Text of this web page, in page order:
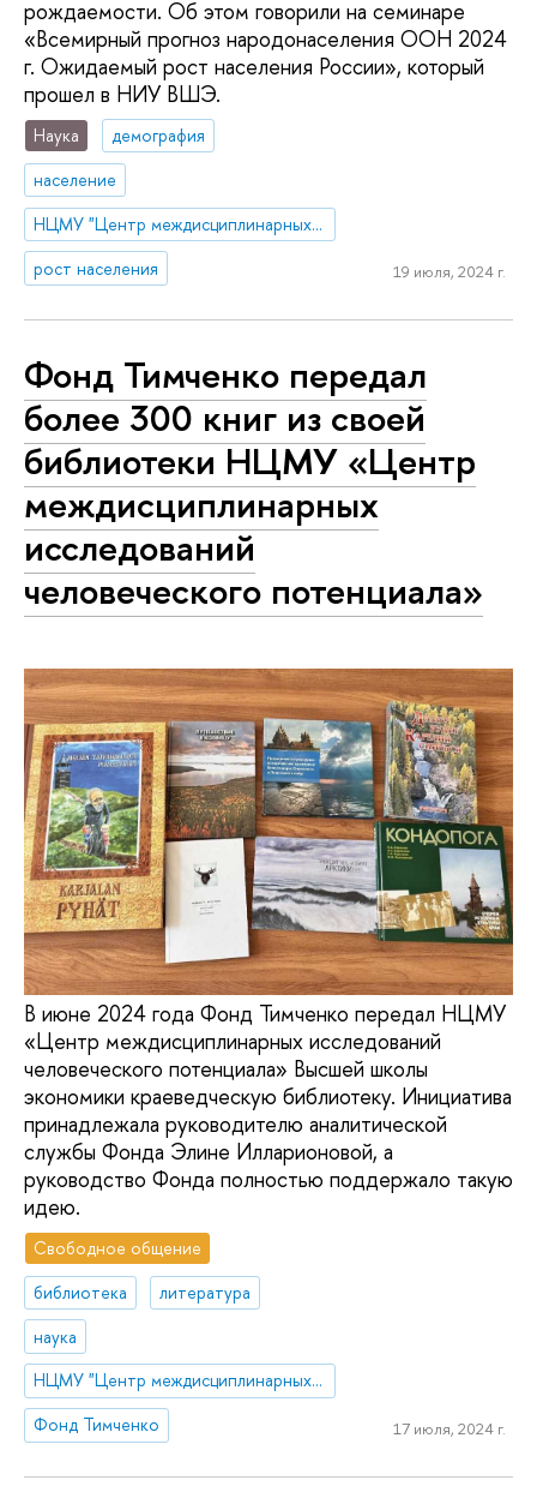
рождаемости. Об этом говорили на семинаре
«Всемирный прогноз народонаселения ООН 2024
г. Ожидаемый рост населения России», который
прошел в НИУ ВШЭ.
Наука
демография
население
НЦМУ "Центр междисциплинарных исследований человеческого потенциала"
рост населения
19 июля, 2024 г.
Фонд Тимченко передал
более 300 книг из своей
библиотеки НЦМУ «Центр
междисциплинарных
исследований
человеческого потенциала»
В июне 2024 года Фонд Тимченко передал НЦМУ
«Центр междисциплинарных исследований
человеческого потенциала» Высшей школы
экономики краеведческую библиотеку. Инициатива
принадлежала руководителю аналитической
службы Фонда Элине Илларионовой, а
руководство Фонда полностью поддержало такую
идею.
Свободное общение
библиотека
литература
наука
НЦМУ "Центр междисциплинарных исследований человеческого потенциала"
Фонд Тимченко
17 июля, 2024 г.